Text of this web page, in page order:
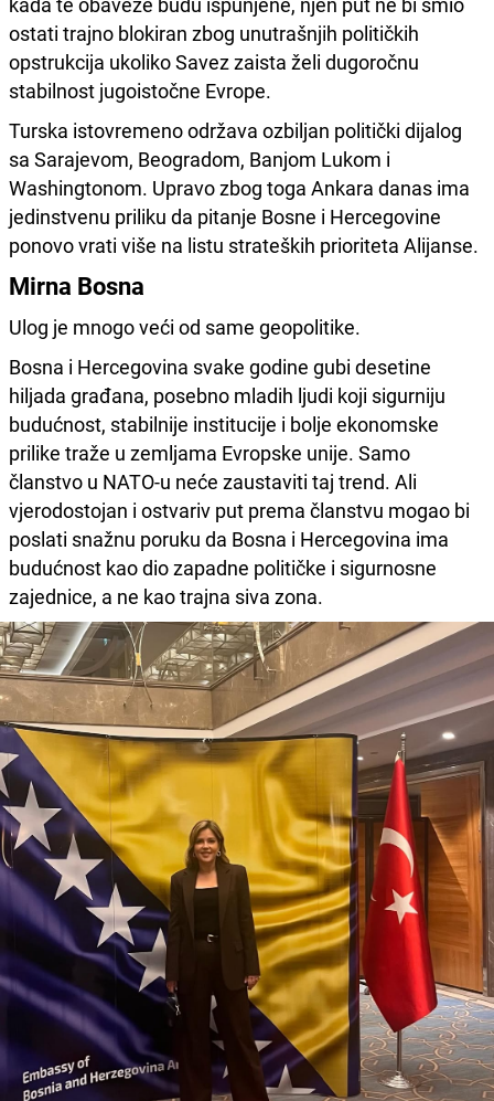
ostati trajno blokiran zbog unutrašnjih političkih
opstrukcija ukoliko Savez zaista želi dugoročnu
stabilnost jugoistočne Evrope.
Turska istovremeno održava ozbiljan politički dijalog
sa Sarajevom, Beogradom, Banjom Lukom i
Washingtonom. Upravo zbog toga Ankara danas ima
jedinstvenu priliku da pitanje Bosne i Hercegovine
ponovo vrati više na listu strateških prioriteta Alijanse.
Mirna Bosna
Ulog je mnogo veći od same geopolitike.
Bosna i Hercegovina svake godine gubi desetine
hiljada građana, posebno mladih ljudi koji sigurniju
budućnost, stabilnije institucije i bolje ekonomske
prilike traže u zemljama Evropske unije. Samo
članstvo u NATO-u neće zaustaviti taj trend. Ali
vjerodostojan i ostvariv put prema članstvu mogao bi
poslati snažnu poruku da Bosna i Hercegovina ima
budućnost kao dio zapadne političke i sigurnosne
zajednice, a ne kao trajna siva zona.